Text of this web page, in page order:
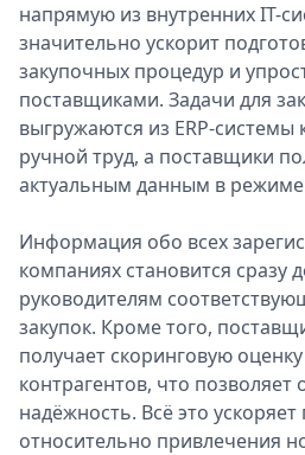
напрямую из внутренних IT-
значительно ускорит
закупочных процедур и
поставщиками. Задачи для
выгружаются из ERP-
ручной труд, а поставщики
актуальным данным в
Информация обо всех
компаниях становится сразу
руководителям
закупок. Кроме того,
получает скоринговую
контрагентов, что позволяет
надёжность. Всё это
относительно привлечения